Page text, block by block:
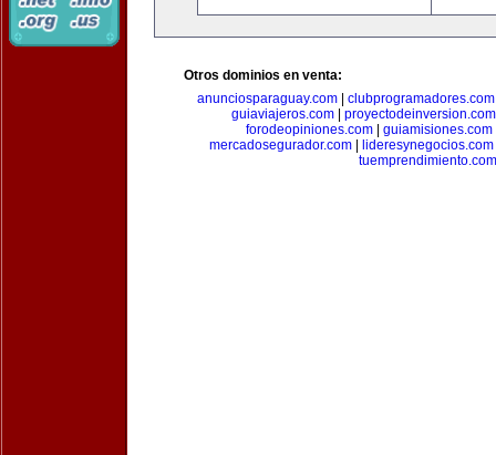
Otros dominios en venta:
anunciosparaguay.com
clubprogramadores.com
guiaviajeros.com| proyectodeinversion.com
forodeopiniones.com
guiamisiones.com
mercadosegurador.com
lideresynegocios.com
tuemprendimiento.com